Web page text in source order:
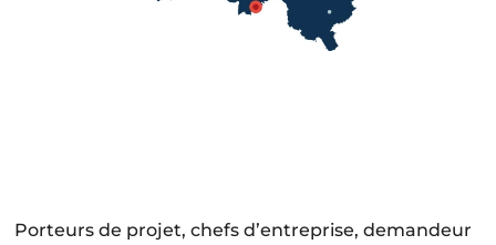
Porteurs de projet, chefs d’entreprise, demandeur